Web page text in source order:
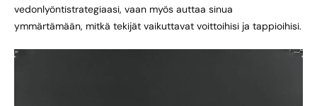
vedonlyöntistrategiaasi, vaan myös auttaa sinua
ymmärtämään, mitkä tekijät vaikuttavat voittoihisi ja tappioihisi.